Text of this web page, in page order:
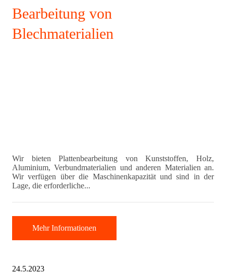
Bearbeitung von
Blechmaterialien
Wir bieten Plattenbearbeitung von Kunststoffen, Holz,
Aluminium, Verbundmaterialien und anderen Materialien an.
Wir verfügen über die Maschinenkapazität und sind in der
Lage, die erforderliche...
Mehr Informationen
24.5.2023